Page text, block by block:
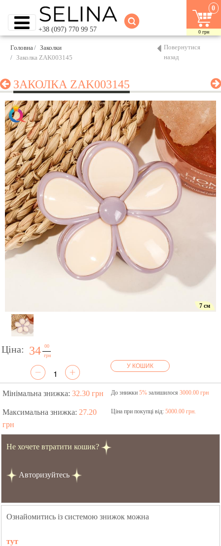
+38 (097) 770 99 57
0
0 грн
Головна
Заколки
Заколка ZAK003145
Повернутися
назад
ЗАКОЛКА ZAK003145
7 см
Ціна: 34
00
грн
У КОШИК
Мінімальна знижка: 32.30 грн До знижки 5%залишилося 3000.00 грн
Максимальна знижка: 27.20
грн
Ціна при покупці від: 5000.00 грн.
Не хочете втратити кошик?
Авторизуйтесь
Ознайомитись із системою знижок можна
тут